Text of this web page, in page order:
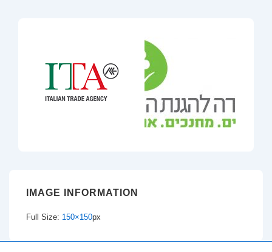
IMAGE INFORMATION
Full Size: 150×150px